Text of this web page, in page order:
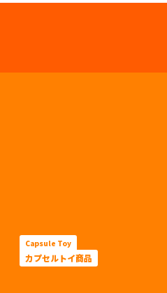
Capsule Toy
カプセルトイ商品